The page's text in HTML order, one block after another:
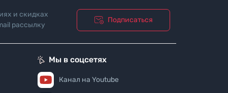
и скидках
рассылку
Подписаться
Мы в соцсетях
Канал на Youtube